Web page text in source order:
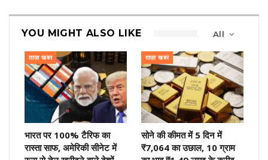
All
YOU MIGHT ALSO LIKE
ताज़ा खबर
भारत पर 100% टैरिफ का
रास्ता साफ, अमेरिकी सीनेट में
ताज़ा खबर
सोने की कीमत में 5 दिन में
₹7,064 का उछाल, 10 ग्राम